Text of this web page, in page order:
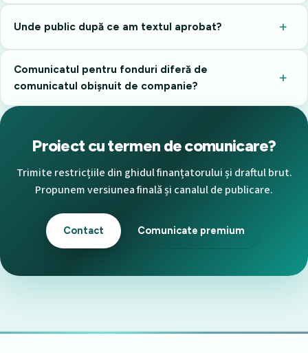
Unde public după ce am textul aprobat?
Comunicatul pentru fonduri diferă de
comunicatul obișnuit de companie?
Proiect cu termen de comunicare?
Trimite restricțiile din ghidul finanțatorului și draftul brut.
Propunem versiunea finală și canalul de publicare.
Contact Comunicate premium